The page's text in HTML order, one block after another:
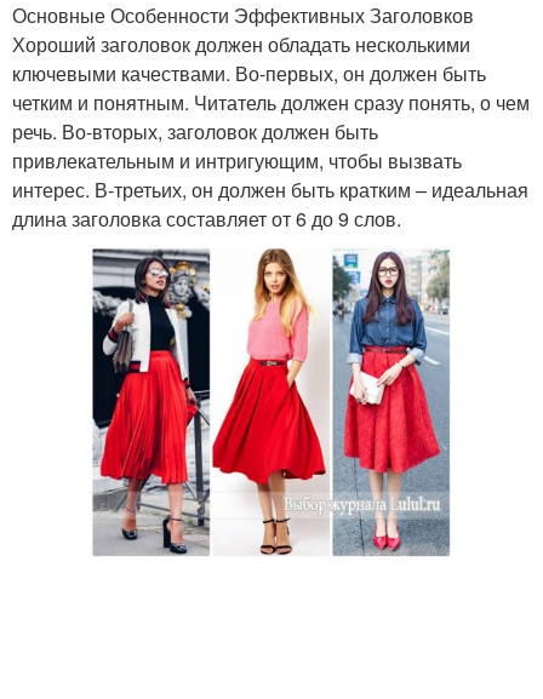
Основные Особенности Эффективных Заголовков
Хороший заголовок должен обладать несколькими
ключевыми качествами. Во-первых, он должен быть
четким и понятным. Читатель должен сразу понять, о чем
речь. Во-вторых, заголовок должен быть
привлекательным и интригующим, чтобы вызвать
интерес. В-третьих, он должен быть кратким – идеальная
длина заголовка составляет от 6 до 9 слов.